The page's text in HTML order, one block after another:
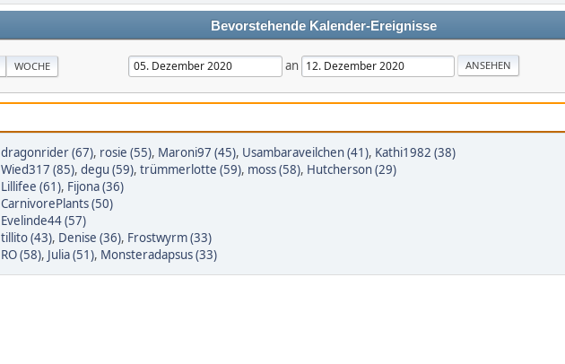
Bevorstehende Kalender-Ereignisse
WOCHE an
dragonrider (67), rosie (55), Maroni97 (45), Usambaraveilchen (41), Kathi1982 (38)
Wied317 (85), degu (59), trümmerlotte (59), moss (58), Hutcherson (29)
Lillifee (61), Fijona (36)
CarnivorePlants (50)
Evelinde44 (57)
tillito (43), Denise (36), Frostwyrm (33)
RO (58), Julia (51), Monsteradapsus (33)